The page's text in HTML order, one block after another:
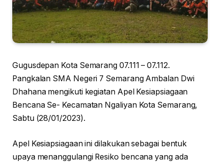
Gugusdepan Kota Semarang 07.111 – 07.112.
Pangkalan SMA Negeri 7 Semarang Ambalan Dwi
Dhahana mengikuti kegiatan Apel Kesiapsiagaan
Bencana Se- Kecamatan Ngaliyan Kota Semarang,
Sabtu (28/01/2023).
Apel Kesiapsiagaan ini dilakukan sebagai bentuk
upaya menanggulangi Resiko bencana yang ada